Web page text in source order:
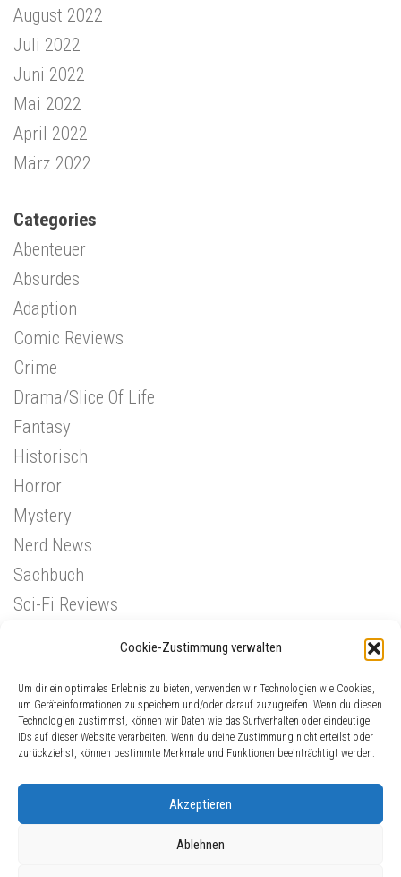
Cookie-Zustimmung verwalten
Um dir ein optimales Erlebnis zu bieten, verwenden wir Technologien wie Cookies,
um Geräteinformationen zu speichern und/oder darauf zuzugreifen. Wenn du diesen
Technologien zustimmst, können wir Daten wie das Surfverhalten oder eindeutige
IDs auf dieser Website verarbeiten. Wenn du deine Zustimmung nicht erteilst oder
zurückziehst, können bestimmte Merkmale und Funktionen beeinträchtigt werden.
Akzeptieren
Ablehnen
August 2022
Juli 2022
Juni 2022
Mai 2022
April 2022
März 2022
Categories
Abenteuer
Absurdes
Adaption
Comic Reviews
Crime
Drama/Slice Of Life
Fantasy
Historisch
Horror
Mystery
Nerd News
Sachbuch
Sci-Fi Reviews